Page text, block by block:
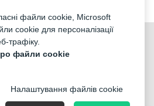
OÜ» Всі права захищені
файли cookie, Microsoft
cookie для персоналізації
трафіку.
файли cookie
Налаштування файлів cookie